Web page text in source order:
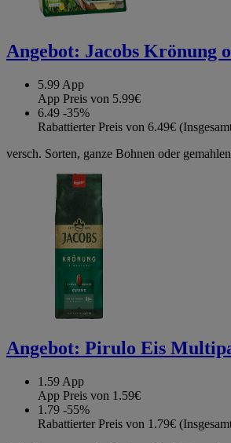
Angebot: Jacobs Krönung
5.99 App
App Preis von 5.99€
6.49 -35%
Rabattierter Preis von 6.49€
versch. Sorten, ganze Bohnen oder
Angebot: Pirulo Eis
1.59 App
App Preis von 1.59€
1.79 -55%
Rabattierter Preis von 1.79€